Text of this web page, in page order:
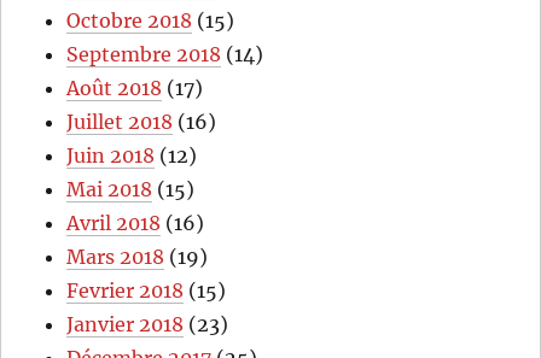
Octobre 2018 (15)
Septembre 2018 (14)
Août 2018 (17)
Juillet 2018 (16)
Juin 2018 (12)
Mai 2018 (15)
Avril 2018 (16)
Mars 2018 (19)
Fevrier 2018 (15)
Janvier 2018 (23)